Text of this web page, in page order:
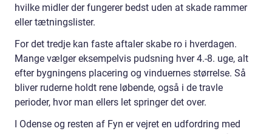
hvilke midler der fungerer bedst uden at skade rammer
eller tætningslister.
For det tredje kan faste aftaler skabe ro i hverdagen.
Mange vælger eksempelvis pudsning hver 4.-8. uge, alt
efter bygningens placering og vinduernes størrelse. Så
bliver ruderne holdt rene løbende, også i de travle
perioder, hvor man ellers let springer det over.
I Odense og resten af Fyn er vejret en udfordring med